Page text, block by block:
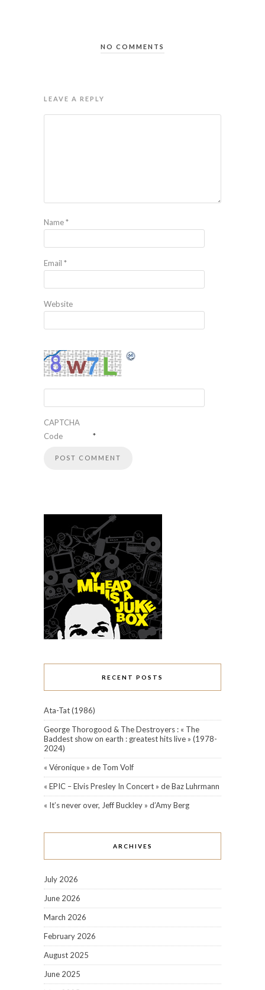
NO COMMENTS
LEAVE A REPLY
Name*
Email *
Website
CAPTCHA
Code
*
RECENT POSTS
Ata-Tat (1986)
George Thorogood & The Destroyers : « The
Baddest show on earth : greatest hits live » (1978-
2024)
« Véronique » de Tom Volf
« EPIC – Elvis Presley In Concert » de Baz Luhrmann
« It’s never over, Jeff Buckley » d’Amy Berg
ARCHIVES
July 2026
June 2026
March 2026
February 2026
August 2025
June 2025